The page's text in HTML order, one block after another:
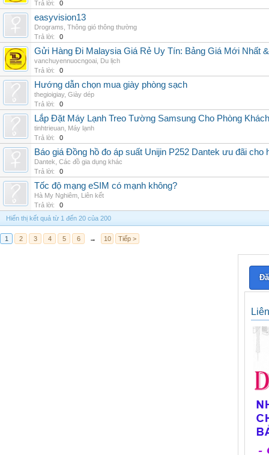
Trả lời:
0
easyvision13
Drograms Thông gió thông thường
Trả lời:
0
Gửi Hàng Đi Malaysia Giá Rẻ Uy Tín: Bảng Giá Mới Nhất
vanchuyennuocngoai Du lịch
Trả lời:
0
Hướng dẫn chọn mua giày phòng sạch
thegioigiay, Giày dép
Trả lời:
0
Lắp Đặt Máy Lạnh Treo Tường Samsung Cho Phòng Khách
tinhtrieuan Máy lạnh
Trả lời:
0
Báo giá Đồng hồ đo áp suất Unijin P252 Dantek ưu đãi cho
Dantek Các đồ gia dụng khác
Trả lời:
0
Tốc độ mạng eSIM có mạnh không?
Hà My Nghiêm Liên kết
Trả lời:
0
Hiển thị kết quả từ 1 đến 20 của 200
1 2 3 4 5 6 → 10 Tiếp >